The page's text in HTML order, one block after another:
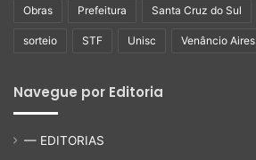
Obras Prefeitura Santa Cruz do Sul
sorteio STF Unisc Venâncio Aires
Navegue por Editoria
— EDITORIAS